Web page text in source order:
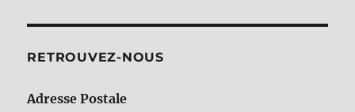
RETROUVEZ-NOUS
Adresse Postale